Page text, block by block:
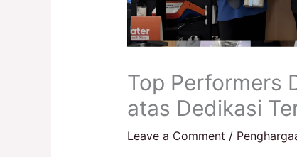
Top Performers
atas Dedikasi
Leave a Comment /